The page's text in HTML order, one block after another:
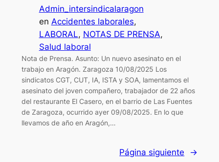
Admin_intersindicalaragon
en Accidentes laborales
LABORAL, NOTAS DE PRENSA
Salud laboral
Nota de Prensa. Asunto: Un nuevo asesinato en el
trabajo en Aragón. Zaragoza 10/08/2025 Los
sindicatos CGT, CUT, IA, ISTA y SOA, lamentamos el
asesinato del joven compañero, trabajador de 22 años
del restaurante El Casero, en el barrio de Las Fuentes
de Zaragoza, ocurrido ayer 09/08/2025. En lo que
llevamos de año en Aragón,…
Página siguiente →